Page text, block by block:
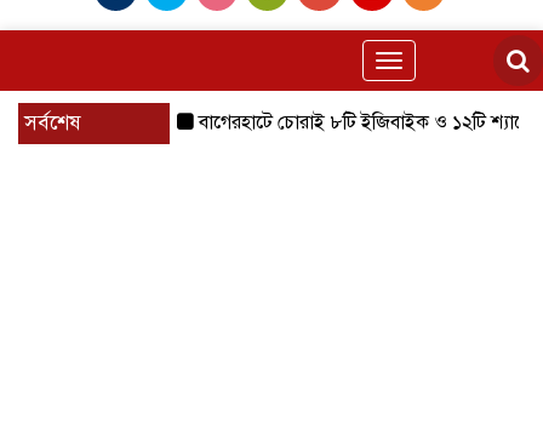
Toggle
navigation
সর্বশেষ বাগেরহাটে চোরাই ৮টি ইজিবাইক ও ১২টি শ্যালোমেশিন